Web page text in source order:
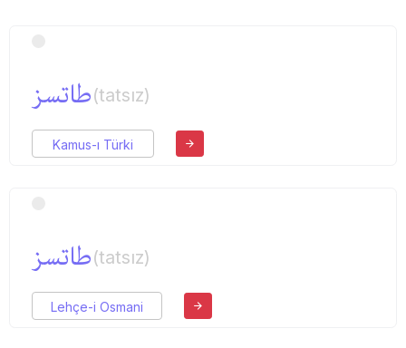
طاتسز(tatsız)
Kamus-ı Türki
طاتسز(tatsız)
Lehçe-i Osmani